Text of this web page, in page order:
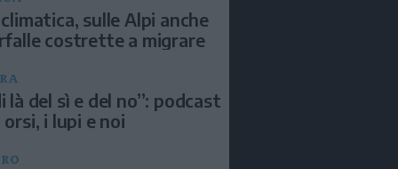
sulle Alpi anche
costrette a migrare
là del sì e del no”: podcast
orsi, i lupi e noi